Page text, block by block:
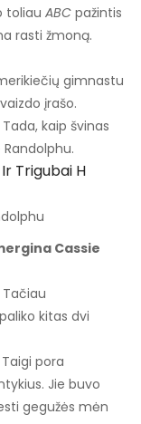
toliau ABC pažintis
rasti žmoną.
gimnastu
įrašo.
Tada, kaip švinas
Trigubai H
Cassie
kitas dvi
pora
Jie buvo
gegužės mėn